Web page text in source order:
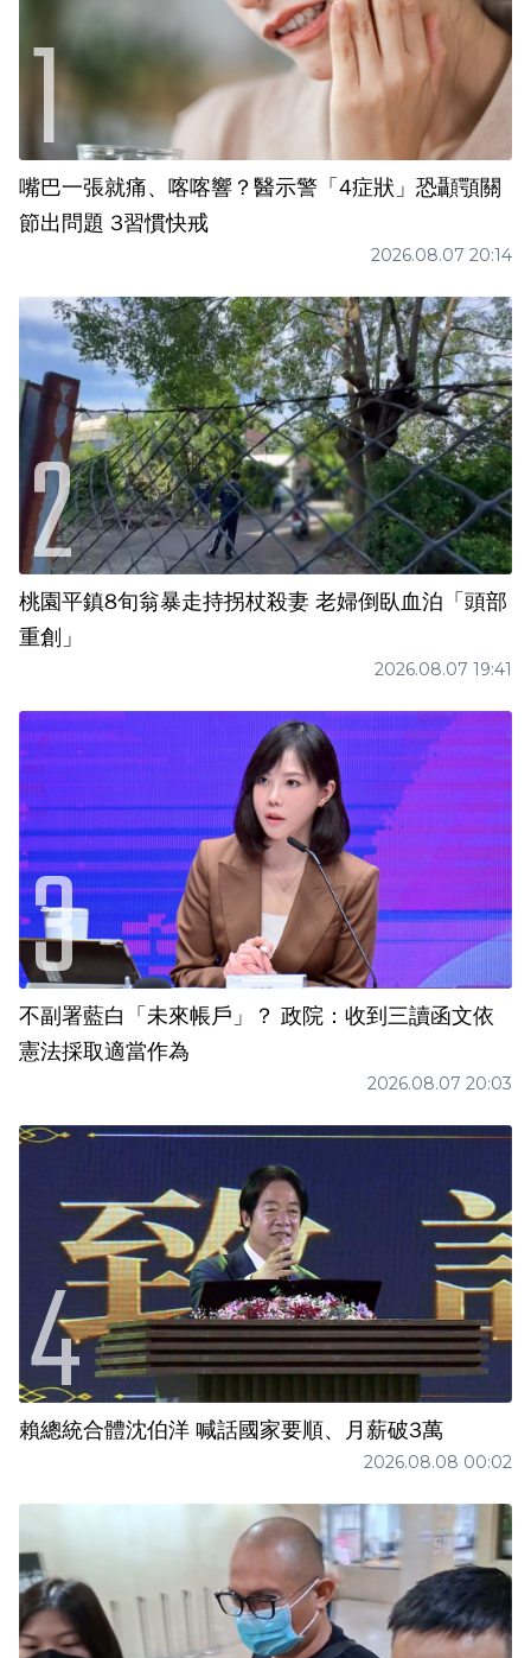
嘴巴一張就痛、喀喀響？醫示警「4症狀」恐顳顎關
節出問題 3習慣快戒
2026.08.07 20:14
桃園平鎮8旬翁暴走持拐杖殺妻 老婦倒臥血泊「頭部
重創」
2026.08.07 19:41
不副署藍白「未來帳戶」？ 政院：收到三讀函文依
憲法採取適當作為
2026.08.07 20:03
賴總統合體沈伯洋 喊話國家要順、月薪破3萬
2026.08.08 00:02